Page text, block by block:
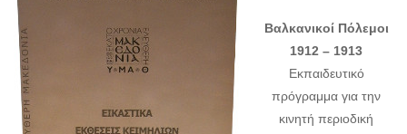
Βαλκανικοί Πόλεμοι
1912 – 1913
Εκπαιδευτικό
πρόγραμμα για την
κινητή περιοδική